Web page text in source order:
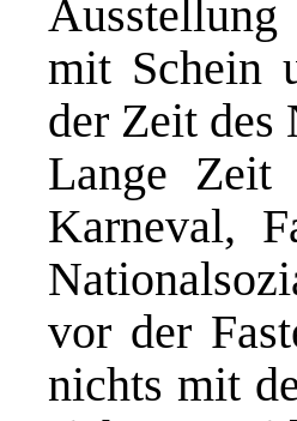
Ausstellung
mit Schein
der Zeit des
Lange Zeit
Karneval,
vor der
nichts mit